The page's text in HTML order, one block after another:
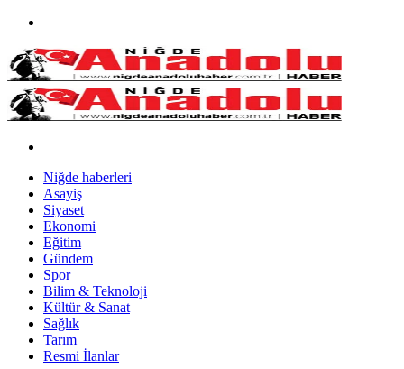
Niğde haberleri
Asayiş
Siyaset
Ekonomi
Eğitim
Gündem
Spor
Bilim & Teknoloji
Kültür & Sanat
Sağlık
Tarım
Resmi İlanlar